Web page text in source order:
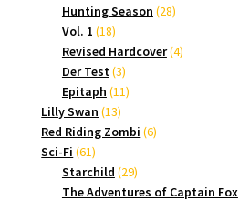
Produkte
Hunting Season 2828
Vol. 1 1818
Produkte
Revised Hardcover 44
Der Test 33
Produkte
Epitaph 1111
Lilly Swan 1313
Produkte
Red Riding Zombi 66
Sci-Fi 6161
Produkte
Starchild 2929
Produkte
The Adventures of Captain Fox